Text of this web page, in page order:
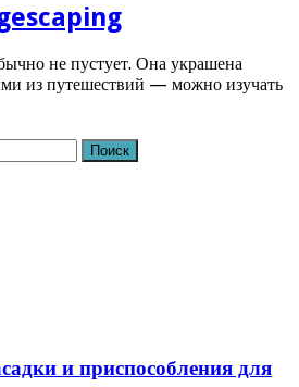
не пустует. Она украшена
из путешествий — можно изучать
и приспособления для